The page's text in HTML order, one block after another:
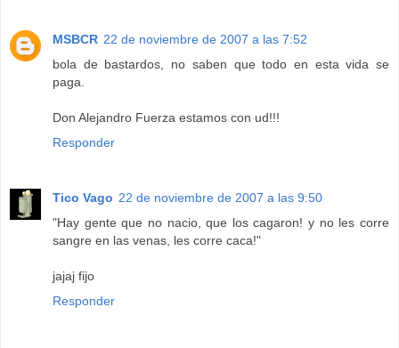
MSBCR 22 de noviembre de 2007 a las 7:52
bola de bastardos, no saben que todo en esta vida se
paga.
Don Alejandro Fuerza estamos con ud!!!
Responder
Tico Vago 22 de noviembre de 2007 a las 9:50
"Hay gente que no nacio, que los cagaron! y no les corre
sangre en las venas, les corre caca!"
jajaj fijo
Responder